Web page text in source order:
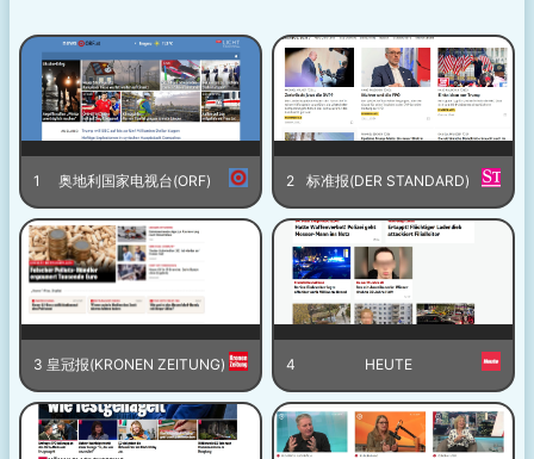
1 奥地利国家电视台(ORF) 2 标准报(DER STANDARD)
3 皇冠报(KRONEN ZEITUNG) 4 HEUTE